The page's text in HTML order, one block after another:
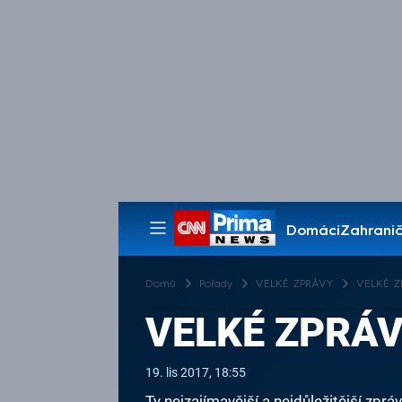
Domácí
Pořady
Domů Pořady VELKÉ ZPRÁVY VELKÉ
VELKÉ
19. lis 2017, 18:55